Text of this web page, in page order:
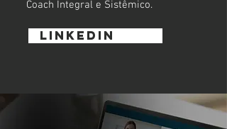
Coach Integral e Sistêmico.
LINKEDIN